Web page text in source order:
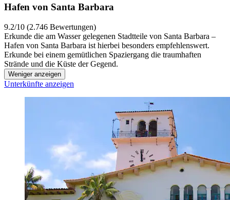
Hafen von Santa Barbara
9.2/10 (2.746 Bewertungen)
Erkunde die am Wasser gelegenen Stadtteile von Santa Barbara –
Hafen von Santa Barbara ist hierbei besonders empfehlenswert.
Erkunde bei einem gemütlichen Spaziergang die traumhaften
Strände und die Küste der Gegend.
Weniger anzeigen
Unterkünfte anzeigen